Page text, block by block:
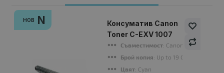
НОВ N
Консуматив Canon
Toner C-EXV 1007
Съвместимост: Canon imageFORCE
Брой копия: Up to 19 000 pages
Цвят: Cyan